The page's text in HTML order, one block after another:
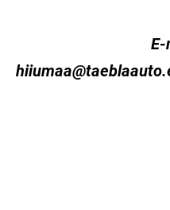
Tel:
E-